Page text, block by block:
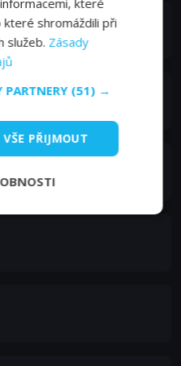
shromáždili při
služeb. Zásady
PARTNERY (51) →
VŠE PŘIJMOUT